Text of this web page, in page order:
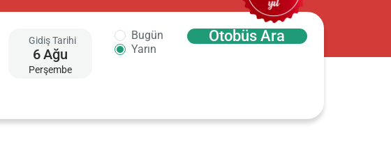
Gidiş Tarihi
6Ağu
Perşembe
Bugün
Yarın
Otobüs Ara